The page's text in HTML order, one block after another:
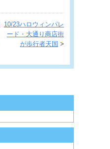
10/23ハロウィンパレ
ード・大通り商店街
が歩行者天国 >